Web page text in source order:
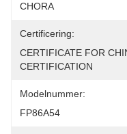
CHORA
Certificering:
CERTIFICATE FOR
CERTIFICATION
Modelnummer:
FP86A54